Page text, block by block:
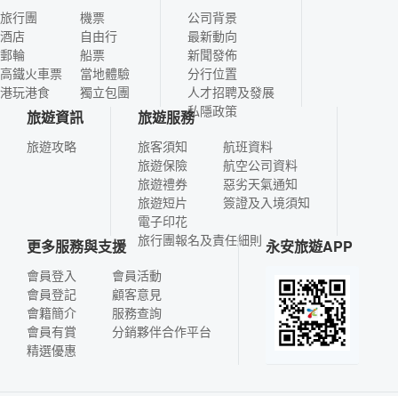
旅行團
酒店
郵輪
高鐵火車票
港玩港食
機票
自由行
船票
當地體驗
獨立包團
公司背景
最新動向
新聞發佈
分行位置
人才招聘及發展
私隱政策
旅遊資訊
旅遊攻略
旅遊服務
旅客須知
旅遊保險
旅遊禮券
旅遊短片
電子印花
航班資料
航空公司資料
惡劣天氣通知
簽證及入境須知
旅行團報名及責任細則
更多服務與支援
會員登入
會員登記
會籍簡介
會員有賞
精選優惠
會員活動
顧客意見
服務查詢
分銷夥伴合作平台
永安旅遊APP